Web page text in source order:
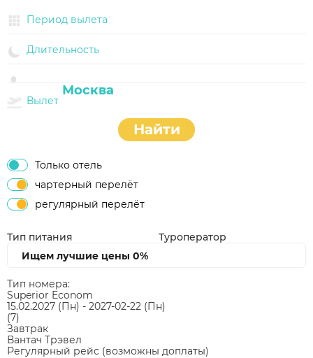
Период вылета
Длительность
Вылет
Найти
Только отель
чартерный перелёт
регулярный перелёт
Тип питания
Туроператор
Ищем лучшие цены 0%
Тип номера:
Superior Econom
15.02.2027 (Пн) - 2027-02-22 (Пн)
(7)
Завтрак
Вантач Трэвел
Регулярный рейс (возможны доплаты)